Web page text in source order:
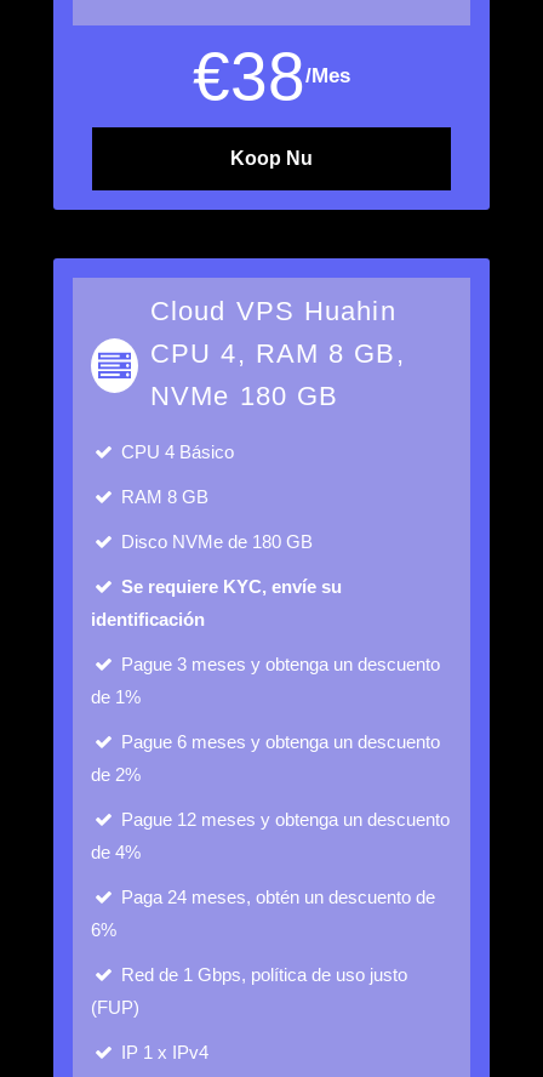
€38/Mes
Koop Nu
Cloud VPS Huahin
CPU 4, RAM 8 GB,
NVMe 180 GB
CPU 4 Básico
RAM 8 GB
Disco NVMe de 180 GB
Se requiere KYC, envíe su
identificación
Pague 3 meses y obtenga un descuento
de 1%
Pague 6 meses y obtenga un descuento
de 2%
Pague 12 meses y obtenga un descuento
de 4%
Paga 24 meses, obtén un descuento de
6%
Red de 1 Gbps, política de uso justo
(FUP)
IP 1 x IPv4